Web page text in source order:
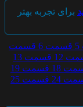
برای تجربه بهتر
قسمت 6
قسمت
12
قسمت 13
18
قسمت 19
24
قسمت 25